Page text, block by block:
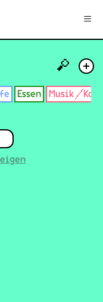
≡
+
🔎
Essen Musik/